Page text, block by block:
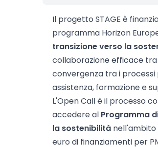
Il progetto STAGE è
programma Horizon
transizione verso la
collaborazione efficace
convergenza tra i
assistenza, formazione e
L'Open Call è il processo
accedere al Programma
la sostenibilità nell'ambito
euro di finanziamenti per